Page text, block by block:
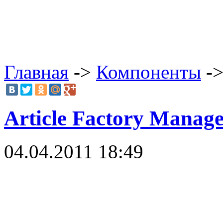
Главная -> Компоненты -
Article Factory
04.04.2011 18:49